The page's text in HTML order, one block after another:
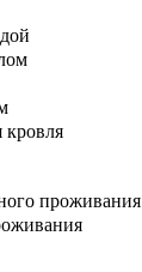
кровля
проживания